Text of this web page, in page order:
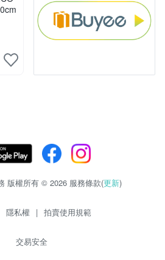
版權所有 © 2026 服務條款(更新)
隱私權 | 拍賣使用規範
交易安全